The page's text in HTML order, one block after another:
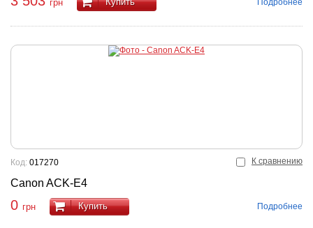
грн
К сравнению
Canon ACK-E4
Код: 017270
0 грн Купить Подробнее